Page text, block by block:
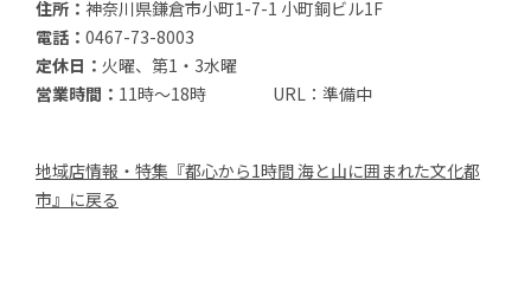
住所： 神奈川県鎌倉市小町1-7-1 小町銅ビル1F
電話： 0467-73-8003
定休日： 火曜、第1・3水曜
営業時間： 11時～18時 URL：準備中
地域店情報・特集『都心から1時間 海と山に囲まれた文化都
市』に戻る